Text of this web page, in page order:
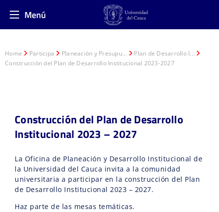
Menú
Home Participa Planeación y Presupu...
Plan de Desarrollo I...
Construcción del Plan de Desarrollo Institucional 2023-2027
Construcción del Plan de Desarrollo
Institucional 2023 – 2027
La Oficina de Planeación y Desarrollo Institucional de
la Universidad del Cauca invita a la comunidad
universitaria a participar en la construcción del Plan
de Desarrollo Institucional 2023 – 2027.
Haz parte de las mesas temáticas.